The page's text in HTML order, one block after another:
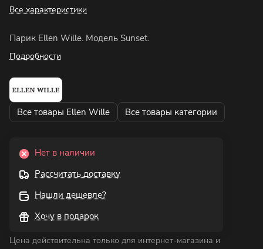
Все характеристики
Парик Ellen Wille. Модель Sunset.
Подробности
Все товары Ellen Wille Все товары категории
Нет в наличии
Рассчитать доставку
Нашли дешевле?
Хочу в подарок
Цена действительна только для интернет-магазина и